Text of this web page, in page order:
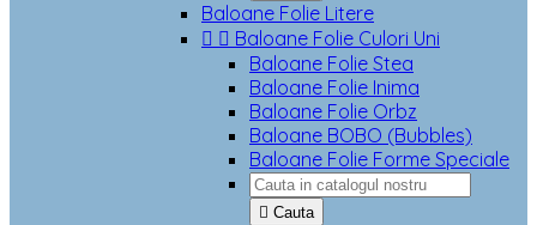
Baloane Folie Litere
  Baloane Folie Culori Uni
Baloane Folie Stea
Baloane Folie Inima
Baloane Folie Orbz
Baloane BOBO (Bubbles)
Baloane Folie Forme Speciale
 Cauta